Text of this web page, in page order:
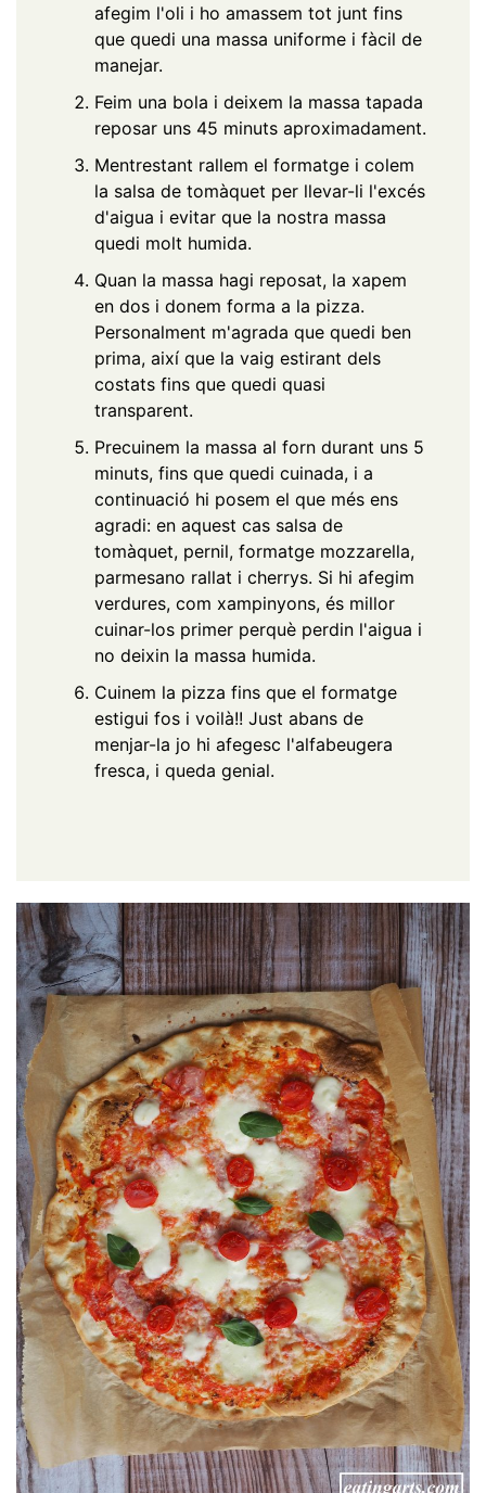
afegim l'oli i ho amassem tot junt fins
que quedi una massa uniforme i fàcil de
manejar.
Feim una bola i deixem la massa tapada
reposar uns 45 minuts aproximadament.
Mentrestant rallem el formatge i colem
la salsa de tomàquet per llevar-li l'excés
d'aigua i evitar que la nostra massa
quedi molt humida.
Quan la massa hagi reposat, la xapem
en dos i donem forma a la pizza.
Personalment m'agrada que quedi ben
prima, així que la vaig estirant dels
costats fins que quedi quasi
transparent.
Precuinem la massa al forn durant uns 5
minuts, fins que quedi cuinada, i a
continuació hi posem el que més ens
agradi: en aquest cas salsa de
tomàquet, pernil, formatge mozzarella,
parmesano rallat i cherrys. Si hi afegim
verdures, com xampinyons, és millor
cuinar-los primer perquè perdin l'aigua i
no deixin la massa humida.
Cuinem la pizza fins que el formatge
estigui fos i voilà!! Just abans de
menjar-la jo hi afegesc l'alfabeugera
fresca, i queda genial.